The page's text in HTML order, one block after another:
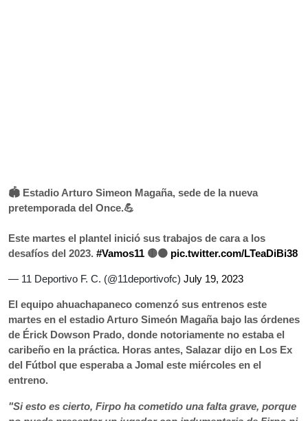
🏟 Estadio Arturo Simeon Magaña, sede de la nueva
pretemporada del Once.💪
Este martes el plantel inició sus trabajos de cara a los
desafíos del 2023. #Vamos11 🟡⚫ pic.twitter.com/LTeaDiBi38
— 11 Deportivo F. C. (@11deportivofc) July 19, 2023
El equipo ahuachapaneco comenzó sus entrenos este
martes en el estadio Arturo Simeón Magaña bajo las órdenes
de Érick Dowson Prado, donde notoriamente no estaba el
caribeño en la práctica. Horas antes, Salazar dijo en Los Ex
del Fútbol que esperaba a Jomal este miércoles en el
entreno.
"Si esto es cierto, Firpo ha cometido una falta grave, porque